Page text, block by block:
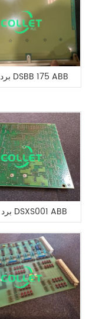
برد حافظه DSBB 175 ABB
برد حافظه DSXS001 ABB